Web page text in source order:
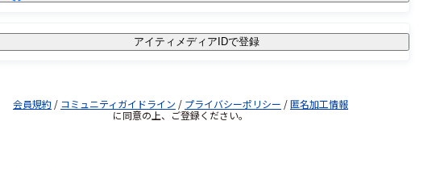
アイティメディアIDで登録
会員規約 / コミュニティガイドライン / プライバシーポリシー /匿名加工情報
に同意の上、ご登録ください。